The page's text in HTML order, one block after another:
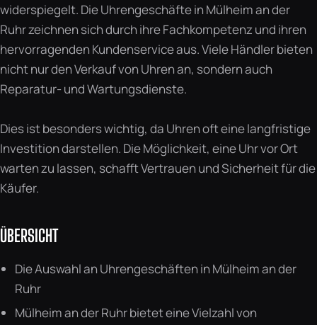
widerspiegelt. Die Uhrengeschäfte in Mülheim an der
Ruhr zeichnen sich durch ihre Fachkompetenz und ihren
hervorragenden Kundenservice aus. Viele Händler bieten
nicht nur den Verkauf von Uhren an, sondern auch
Reparatur- und Wartungsdienste.
Dies ist besonders wichtig, da Uhren oft eine langfristige
Investition darstellen. Die Möglichkeit, eine Uhr vor Ort
warten zu lassen, schafft Vertrauen und Sicherheit für die
Käufer.
ÜBERSICHT
Die Auswahl an Uhrengeschäften in Mülheim an der
Ruhr
Mülheim an der Ruhr bietet eine Vielzahl von